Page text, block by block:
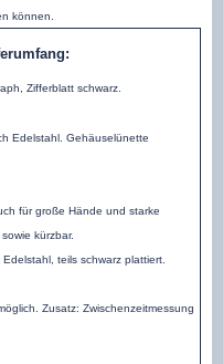
können.
Zifferblatt schwarz.
Edelstahl. Gehäuselünette
für große Hände und starke
kürzbar.
teils schwarz plattiert.
Zusatz: Zwischenzeitmessung